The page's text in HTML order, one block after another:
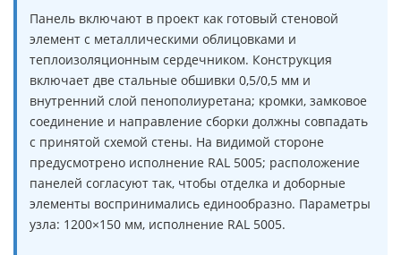
Панель включают в проект как готовый стеновой
элемент с металлическими облицовками и
теплоизоляционным сердечником. Конструкция
включает две стальные обшивки 0,5/0,5 мм и
внутренний слой пенополиуретана; кромки, замковое
соединение и направление сборки должны совпадать
с принятой схемой стены. На видимой стороне
предусмотрено исполнение RAL 5005; расположение
панелей согласуют так, чтобы отделка и доборные
элементы воспринимались единообразно. Параметры
узла: 1200×150 мм, исполнение RAL 5005.